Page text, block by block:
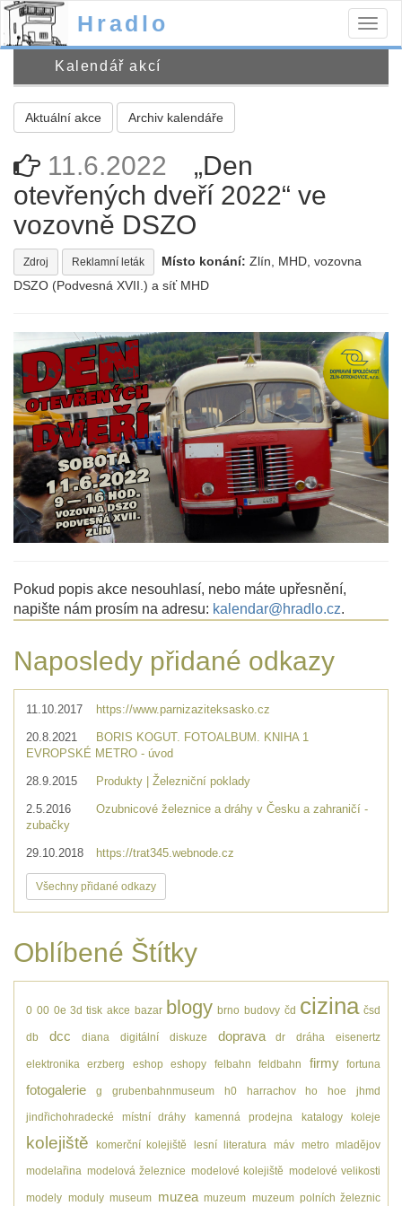
Hradlo
Kalendář akcí
Aktuální akce Archiv kalendáře
11.6.2022
„Den
otevřených dveří 2022“ ve
vozovně DSZO
Zdroj Reklamní leták Místo konání: Zlín, MHD, vozovna
DSZO (Podvesná XVII.) a síť MHD
Pokud popis akce nesouhlasí, nebo máte upřesnění,
napište nám prosím na adresu: kalendar@hradlo.cz.
Naposledy přidané odkazy
11.10.2017 https://www.parnizaziteksasko.cz
20.8.2021
BORIS KOGUT. FOTOALBUM. KNIHA 1
EVROPSKÉ METRO - úvod
28.9.2015 Produkty | Železniční poklady
2.5.2016
Ozubnicové železnice a dráhy v Česku a zahraničí -
zubačky
29.10.2018 https://trat345.webnode.cz
Všechny přidané odkazy
Oblíbené Štítky
0 00 0e 3d tisk akce bazar blogy brno budovy čd cizina čsd
db dcc diana digitální diskuze doprava dr dráha eisenertz
elektronika erzberg eshop eshopy felbahn feldbahn firmy fortuna
fotogalerie g grubenbahnmuseum h0 harrachov ho hoe jhmd
jindřichohradecké místní dráhy kamenná prodejna katalogy koleje
kolejiště komerční kolejiště lesní literatura máv metro mladějov
modelařina modelová železnice modelové kolejiště modelové velikosti
modely moduly museum muzea muzeum muzeum polních železnic